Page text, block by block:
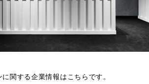
関する企業情報はこちらです。